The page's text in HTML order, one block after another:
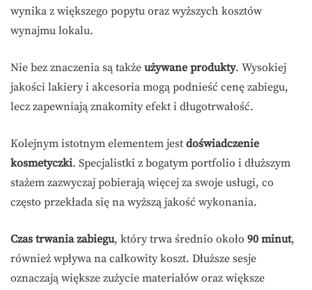
wynika z większego popytu oraz wyższych kosztów
wynajmu lokalu.
Nie bez znaczenia są także używane produkty. Wysokiej
jakości lakiery i akcesoria mogą podnieść cenę zabiegu,
lecz zapewniają znakomity efekt i długotrwałość.
Kolejnym istotnym elementem jest doświadczenie
kosmetyczki. Specjalistki z bogatym portfolio i dłuższym
stażem zazwyczaj pobierają więcej za swoje usługi, co
często przekłada się na wyższą jakość wykonania.
Czas trwania zabiegu, który trwa średnio około 90 minut,
również wpływa na całkowity koszt. Dłuższe sesje
oznaczają większe zużycie materiałów oraz większe